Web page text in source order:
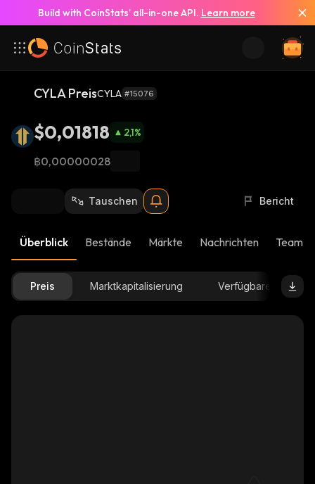
Build with CoinStats’ all-in-one API. Learn more
CYLA PreisCYLA #15076
$0,01818 2,1%
฿0,00000028
Tauschen Bericht
Überblick Bestände Märkte Nachrichten Team-
Preis Marktkapitalisierung Verfügbare Menge